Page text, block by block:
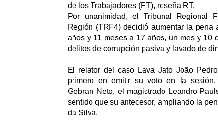
de los Trabajadores (PT), reseña RT.
Por unanimidad, el Tribunal Regional
Región (TRF4) decidió aumentar la pena
años y 11 meses a 17 años, un mes y 10
delitos de corrupción pasiva y lavado de
El relator del caso Lava Jato João
primero en emitir su voto en la
Gebran Neto, el magistrado Leandro
sentido que su antecesor, ampliando la
da Silva.